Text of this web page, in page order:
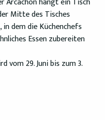
Mitte des Tisches
dem die Küchenchefs
Essen zubereiten
vom 29. Juni bis zum 3.